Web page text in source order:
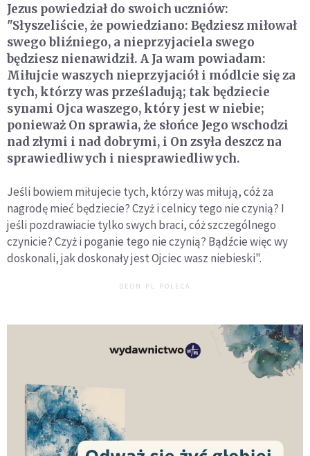
Jezus powiedział do swoich uczniów:
"Słyszeliście, że powiedziano: Będziesz miłował
swego bliźniego, a nieprzyjaciela swego
będziesz nienawidził. A Ja wam powiadam:
Miłujcie waszych nieprzyjaciół i módlcie się za
tych, którzy was prześladują; tak będziecie
synami Ojca waszego, który jest w niebie;
ponieważ On sprawia, że słońce Jego wschodzi
nad złymi i nad dobrymi, i On zsyła deszcz na
sprawiedliwych i niesprawiedliwych.
Jeśli bowiem miłujecie tych, którzy was miłują, cóż za
nagrodę mieć będziecie? Czyż i celnicy tego nie czynią? I
jeśli pozdrawiacie tylko swych braci, cóż szczególnego
czynicie? Czyż i poganie tego nie czynią? Bądźcie więc wy
doskonali, jak doskonały jest Ojciec wasz niebieski".
DEON.PL POLECA